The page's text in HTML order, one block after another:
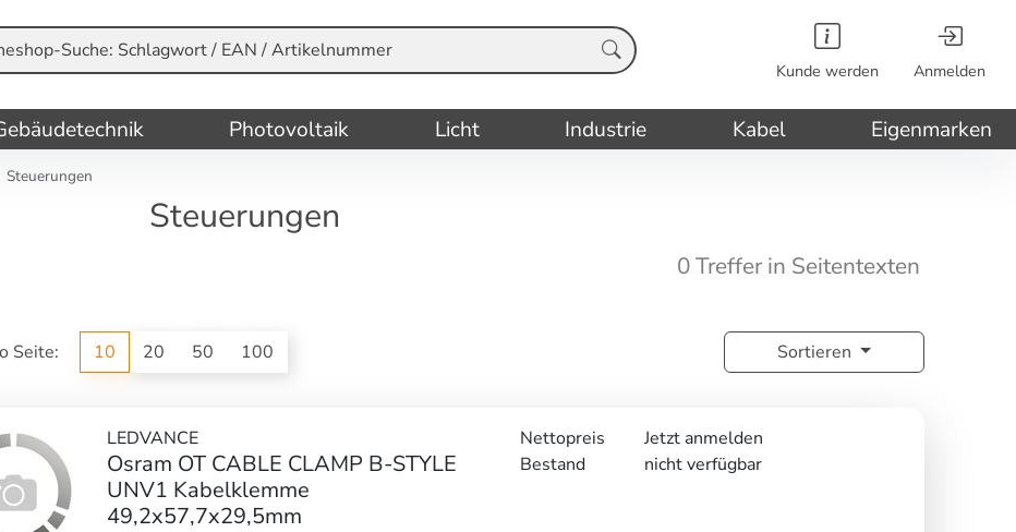
Kunde werden Anmelden
Photovoltaik Licht Industrie Kabel Eigenmarken
Steuerungen
Steuerungen
0 Treffer in Seitentexten
Seite: 10 20 50 100 Sortieren
LEDVANCE
Osram OT CABLE CLAMP B-STYLE
UNV1 Kabelklemme
49,2x57,7x29,5mm
Nettopreis
Jetzt anmelden
Bestand
nicht verfügbar